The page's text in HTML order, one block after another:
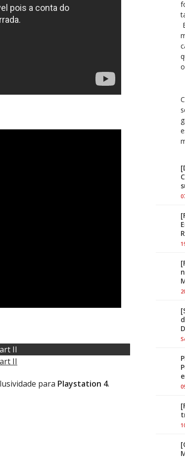
II
II
para Playstation 4.